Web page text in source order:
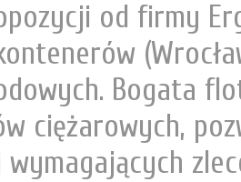
od firmy
Bogata
ciężarowych,